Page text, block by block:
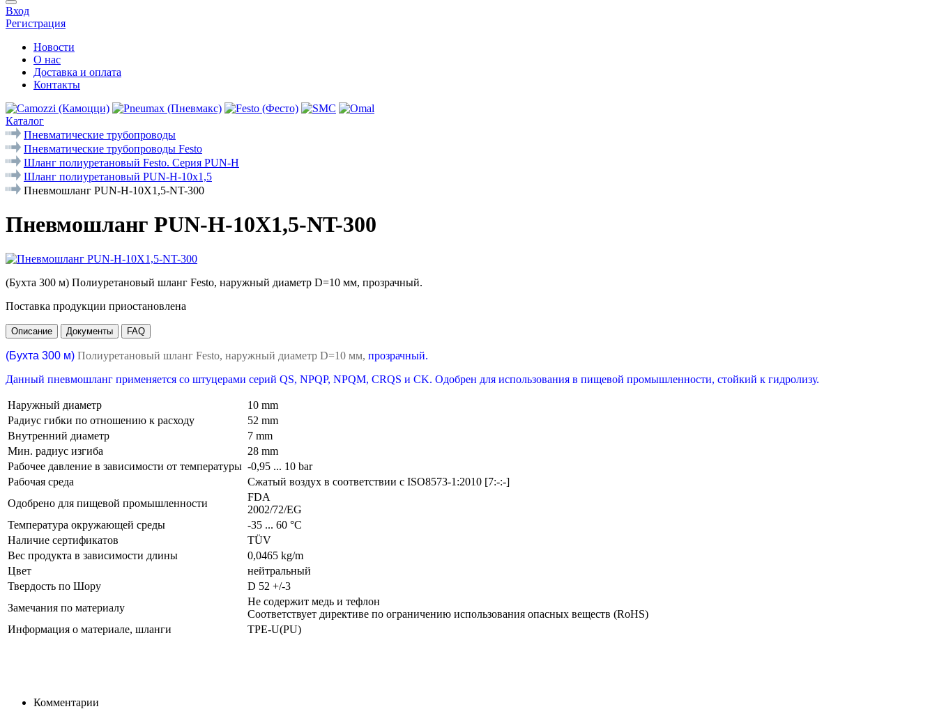
Вход
Регистрация
Новости
О нас
Доставка и оплата
Контакты
Каталог
Пневматические трубопроводы
Пневматические трубопроводы Festo
Шланг полиуретановый Festo. Серия PUN-Н
Шланг полиуретановый PUN-H-10x1,5
Пневмошланг PUN-H-10X1,5-NT-300
Пневмошланг PUN-H-10X1,5-NT-300
(Бухта 300 м) Полиуретановый шланг Festo, наружный диаметр D=10 мм, прозрачный.
Поставка продукции приостановлена
Описание Документы FAQ
(Бухта 300 м) Полиуретановый шланг Festo, наружный диаметр D=10 мм, прозрачный.
Данный пневмошланг применяется со штуцерами серий QS, NPQP, NPQM, CRQS и CK. Одобрен для использования в пищевой промышленности, стойкий к гидролизу.
Наружный диаметр
10 mm
Радиус гибки по отношению к расходу
52 mm
Внутренний диаметр
7 mm
Мин. радиус изгиба
28 mm
Рабочее давление в зависимости от температуры -0,95 ... 10 bar
Рабочая среда
Сжатый воздух в соответствии с ISO8573-1:2010 [7:-:-]
Одобрено для пищевой промышленности
FDA
2002/72/EG
Температура окружающей среды
-35 ... 60 °C
Наличие сертификатов
TÜV
Вес продукта в зависимости длины
0,0465 kg/m
Цвет
нейтральный
Твердость по Шору
D 52 +/-3
Замечания по материалу
Не содержит медь и тефлон
Соответствует директиве по ограничению использования опасных веществ (RoHS)
Информация о материале, шланги
TPE-U(PU)
Комментарии